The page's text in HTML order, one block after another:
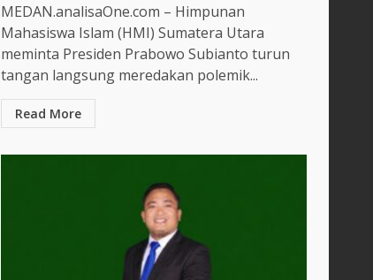
MEDAN.analisaOne.com – Himpunan
Mahasiswa Islam (HMI) Sumatera Utara
meminta Presiden Prabowo Subianto turun
tangan langsung meredakan polemik...
Read More